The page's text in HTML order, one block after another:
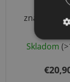
značenie
Skladom